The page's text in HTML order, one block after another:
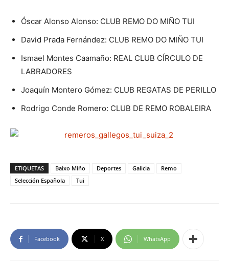
Óscar Alonso Alonso: CLUB REMO DO MIÑO TUI
David Prada Fernández: CLUB REMO DO MIÑO TUI
Ismael Montes Caamaño: REAL CLUB CÍRCULO DE
LABRADORES
Joaquín Montero Gómez: CLUB REGATAS DE PERILLO
Rodrigo Conde Romero: CLUB DE REMO ROBALEIRA
ETIQUETAS Baixo Miño Deportes Galicia
Remo
Selección Española
Tui
Facebook X WhatsApp